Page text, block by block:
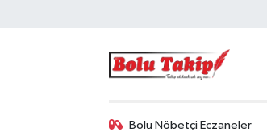
Bolu Nöbetçi Eczaneler